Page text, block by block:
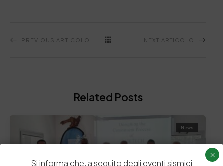
PREVIOUS ARTICOLO NEXT ARTICOLO
Related Posts
News
Si informa che, a seguito degli eventi sismici
×